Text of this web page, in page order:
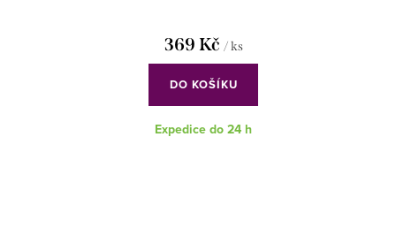
369 Kč / ks
DO KOŠÍKU
Expedice do 24 h